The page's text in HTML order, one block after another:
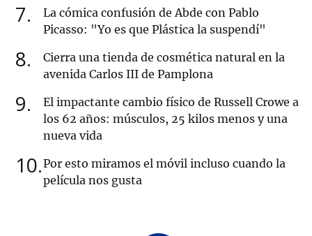
7
La cómica confusión de Abde con Pablo
Picasso: "Yo es que Plástica la suspendí"
8
Cierra una tienda de cosmética natural en la
avenida Carlos III de Pamplona
9
El impactante cambio físico de Russell Crowe a
los 62 años: músculos, 25 kilos menos y una
nueva vida
10 Por esto miramos el móvil incluso cuando la
película nos gusta